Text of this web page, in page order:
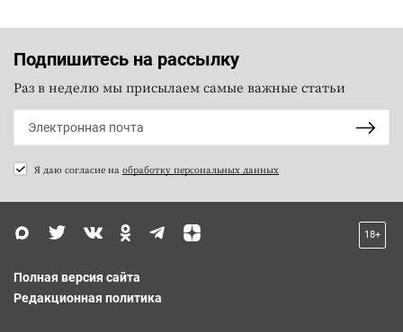
Подпишитесь на рассылку
Раз в неделю мы присылаем самые важные статьи
Я даю согласие на обработку персональных данных
18+
Полная версия сайта
Редакционная политика